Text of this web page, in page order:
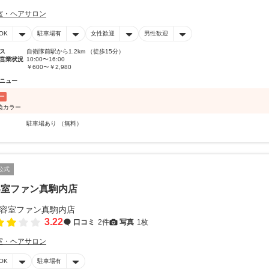
・ヘアサロン
駐車場有 女性歓迎 男性歓迎
自衛隊前駅から1.2km （徒歩15分）
業状況 10:00〜16:00
￥600〜￥2,980
ュー
カラー
駐車場あり （無料）
式
ファン真駒内店
3.22 口コミ 2件 写真 1枚
・ヘアサロン
駐車場有